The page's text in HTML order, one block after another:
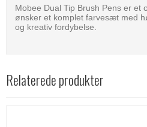
Mobee Dual Tip Brush Pens er et
ønsker et komplet farvesæt med
og kreativ fordybelse.
Relaterede produkter